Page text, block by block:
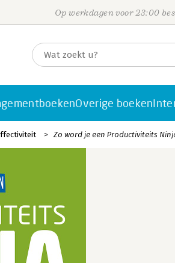
Op werkdagen voor 23:00
Overige boeken
Zo word je een Productiviteits